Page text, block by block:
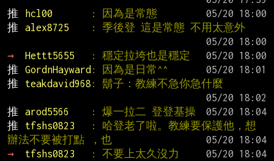
推
hcl00 : 因為是常態
推
alex8725
: 季後登 這是常態 不用太意外
→
Hettt5655 : 穩定拉垮也是穩定
推
GordnHayward : 因為是日常^^
推
teakdavid968 : 鬍子：教練不急你急什麼
推
arod5566 : 爆一拉二 登登基操
推
tfshs0823
: 哈登老了啦。教練要保護他，想
辦法不要被打點 ，也
→
tfshs0823 : 不要上太久沒力